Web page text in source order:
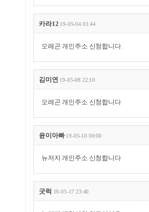
카라12 19-05-04 01:44
오레곤 개인주소 신청합니다.
김미연 19-05-08 22:10
오레곤 개인주소 신청합니다
윤이아빠 19-05-10 00:00
뉴저지 개인주소 신청합니다
굿럭 19-05-17 23:40